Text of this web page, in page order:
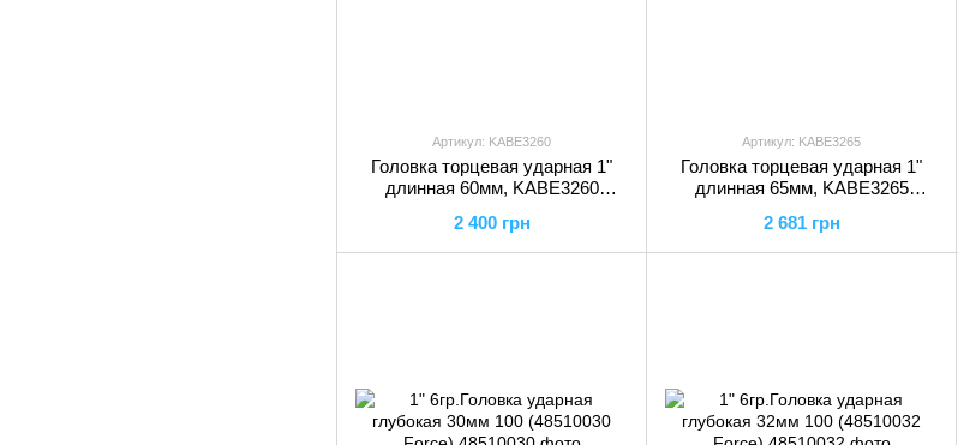
Артикул: KABE3260
Головка торцевая ударная 1"
длинная 60мм, KABE3260
2 400 грн
Артикул: KABE3265
Головка торцевая ударная 1"
длинная 65мм, KABE3265
2 681 грн